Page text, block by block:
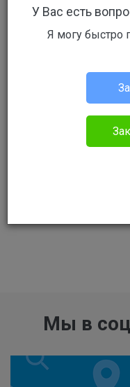
Мы в
У Вас есть
Я могу быстро